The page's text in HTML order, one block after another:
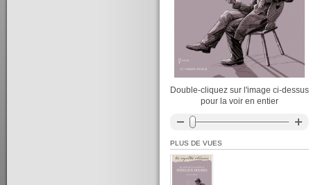
Double-cliquez sur l'image ci-dessus
pour la voir en entier
PLUS DE VUES